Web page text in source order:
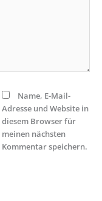
Name, E-Mail-
Adresse und Website in
diesem Browser für
meinen nächsten
Kommentar speichern.